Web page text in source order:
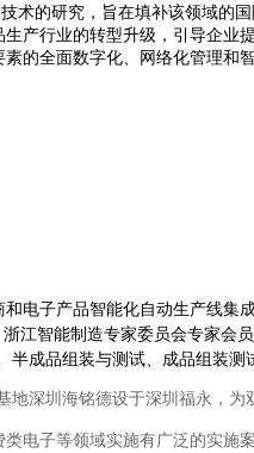
术的研究，旨在填补该领域的
产行业的转型升级，引导企
的全面数字化、网络化管理和
子产品智能化自动生产线集
江智能制造专家委员会专家会
半成品组装与测试、成品组装
深圳海铭德设于深圳福永，为
电子等领域实施有广泛的实施